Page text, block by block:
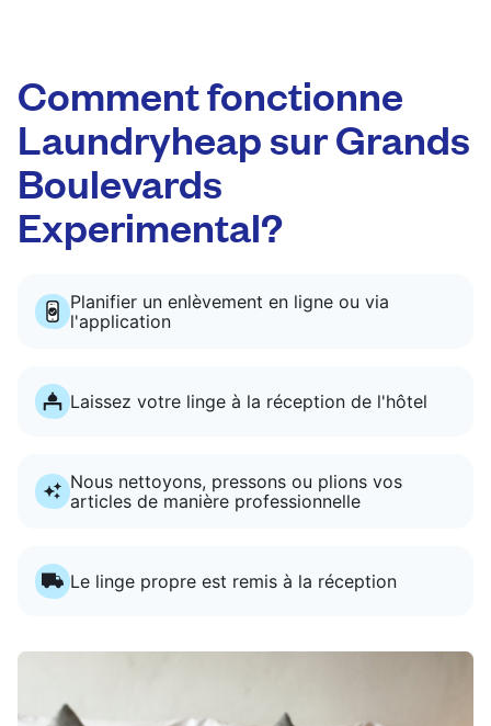
Comment fonctionne
Laundryheap sur Grands
Boulevards
Experimental?
Planifier un enlèvement en ligne ou via
l'application
Laissez votre linge à la réception de l'hôtel
Nous nettoyons, pressons ou plions vos
articles de manière professionnelle
Le linge propre est remis à la réception